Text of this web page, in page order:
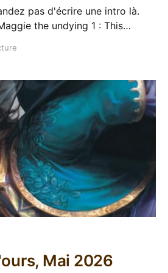
pas d'écrire une intro là.
Mai 2026